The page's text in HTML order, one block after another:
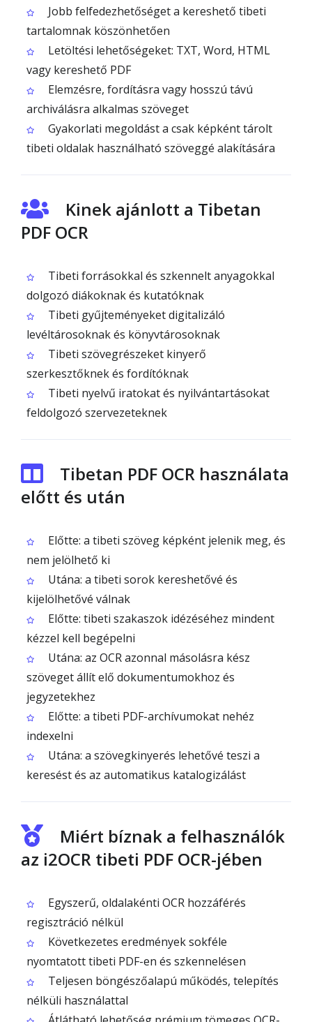
Jobb felfedezhetőséget a kereshető tibeti
tartalomnak köszönhetően
Letöltési lehetőségeket: TXT, Word, HTML
vagy kereshető PDF
Elemzésre, fordításra vagy hosszú távú
archiválásra alkalmas szöveget
Gyakorlati megoldást a csak képként tárolt
tibeti oldalak használható szöveggé alakítására
Kinek ajánlott a Tibetan
PDF OCR
Tibeti forrásokkal és szkennelt anyagokkal
dolgozó diákoknak és kutatóknak
Tibeti gyűjteményeket digitalizáló
levéltárosoknak és könyvtárosoknak
Tibeti szövegrészeket kinyerő
szerkesztőknek és fordítóknak
Tibeti nyelvű iratokat és nyilvántartásokat
feldolgozó szervezeteknek
Tibetan PDF OCR használata
előtt és után
Előtte: a tibeti szöveg képként jelenik meg, és
nem jelölhető ki
Utána: a tibeti sorok kereshetővé és
kijelölhetővé válnak
Előtte: tibeti szakaszok idézéséhez mindent
kézzel kell begépelni
Utána: az OCR azonnal másolásra kész
szöveget állít elő dokumentumokhoz és
jegyzetekhez
Előtte: a tibeti PDF-archívumokat nehéz
indexelni
Utána: a szövegkinyerés lehetővé teszi a
keresést és az automatikus katalogizálást
Miért bíznak a felhasználók
az i2OCR tibeti PDF OCR-jében
Egyszerű, oldalakénti OCR hozzáférés
regisztráció nélkül
Következetes eredmények sokféle
nyomtatott tibeti PDF-en és szkennelésen
Teljesen böngészőalapú működés, telepítés
nélküli használattal